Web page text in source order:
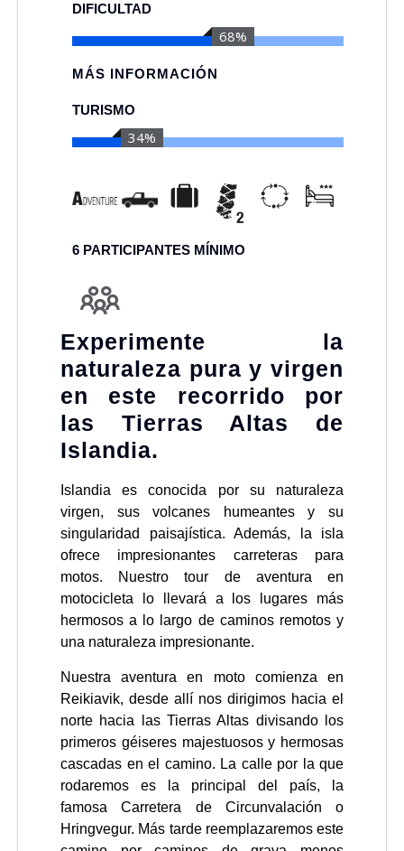
DIFICULTAD
80%
MÁS INFORMACIÓN
TURISMO
40%
6 PARTICIPANTES MÍNIMO
Experimente la
naturaleza pura y virgen
en este recorrido por
las Tierras Altas de
Islandia.
Islandia es conocida por su naturaleza
virgen, sus volcanes humeantes y su
singularidad paisajística. Además, la isla
ofrece impresionantes carreteras para
motos. Nuestro tour de aventura en
motocicleta lo llevará a los lugares más
hermosos a lo largo de caminos remotos y
una naturaleza impresionante.
Nuestra aventura en moto comienza en
Reikiavik, desde allí nos dirigimos hacia el
norte hacia las Tierras Altas divisando los
primeros géiseres majestuosos y hermosas
cascadas en el camino. La calle por la que
rodaremos es la principal del país, la
famosa Carretera de Circunvalación o
Hringvegur. Más tarde reemplazaremos este